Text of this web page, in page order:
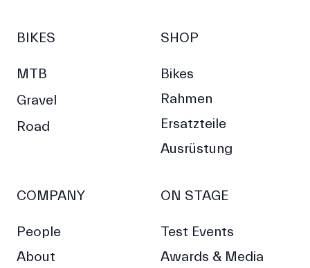
BIKES
MTB
Gravel
Road
SHOP
Bikes
Rahmen
Ersatzteile
Ausrüstung
COMPANY
People
About
ON STAGE
Test Events
Awards & Media